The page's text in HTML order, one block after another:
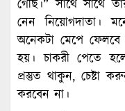
গেছি।” সাথে সাথে
নেন নিয়োগদাতা।
অনেকটা মেপে ফেলবে
হয়। চাকরী পেতে
প্রস্তুত থাকুন, চেষ্টা
করবেন না।